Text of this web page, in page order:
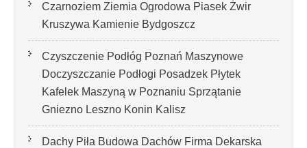
Czarnoziem Ziemia Ogrodowa Piasek Żwir
Kruszywa Kamienie Bydgoszcz
Czyszczenie Podłóg Poznań Maszynowe
Doczyszczanie Podłogi Posadzek Płytek
Kafelek Maszyną w Poznaniu Sprzątanie
Gniezno Leszno Konin Kalisz
Dachy Piła Budowa Dachów Firma Dekarska